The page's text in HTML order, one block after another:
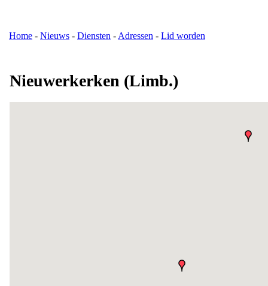
Home - Nieuws - Diensten - Adressen - Lid worden
Nieuwerkerken (Limb.)